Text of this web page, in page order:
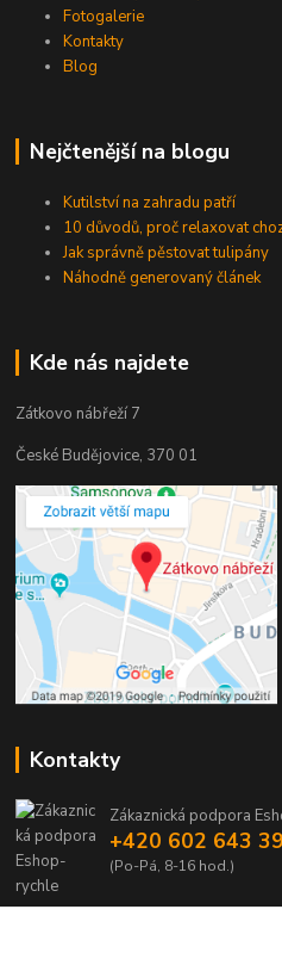
Fotogalerie
Kontakty
Blog
Nejčtenější na blogu
Kutilství na zahradu patří
10 důvodů, proč relaxovat
Jak správně pěstovat tulipány
Náhodně generovaný článek
Kde nás najdete
Zátkovo nábřeží 7
České Budějovice, 370 01
Kontakty
Zákaznická podpora
+420 602 643
(Po-Pá, 8-16 hod.)